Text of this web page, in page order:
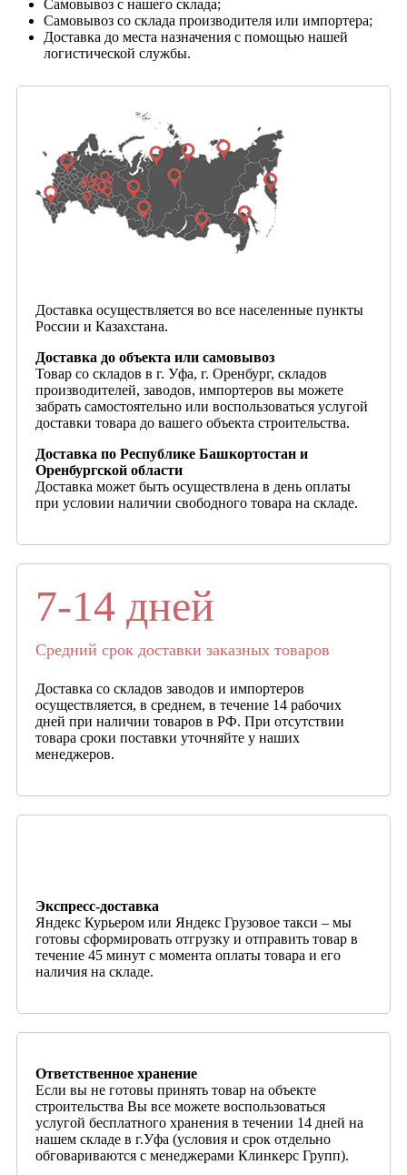
Самовывоз с нашего склада;
Самовывоз со склада производителя или импортера;
Доставка до места назначения с помощью нашей
логистической службы.
Доставка осуществляется во все населенные пункты
России и Казахстана.
Доставка до объекта или самовывоз
Товар со складов в г. Уфа, г. Оренбург, складов
производителей, заводов, импортеров вы можете
забрать самостоятельно или воспользоваться услугой
доставки товара до вашего объекта строительства.
Доставка по Республике Башкортостан и
Оренбургской области
Доставка может быть осуществлена в день оплаты
при условии наличии свободного товара на складе.
7-14 дней
Средний срок доставки заказных товаров
Доставка со складов заводов и импортеров
осуществляется, в среднем, в течение 14 рабочих
дней при наличии товаров в РФ. При отсутствии
товара сроки поставки уточняйте у наших
менеджеров.
Экспресс-доставка
Яндекс Курьером или Яндекс Грузовое такси – мы
готовы сформировать отгрузку и отправить товар в
течение 45 минут с момента оплаты товара и его
наличия на складе.
Ответственное хранение
Если вы не готовы принять товар на объекте
строительства Вы все можете воспользоваться
услугой бесплатного хранения в течении 14 дней на
нашем складе в г.Уфа (условия и срок отдельно
обговариваются с менеджерами Клинкерс Групп).